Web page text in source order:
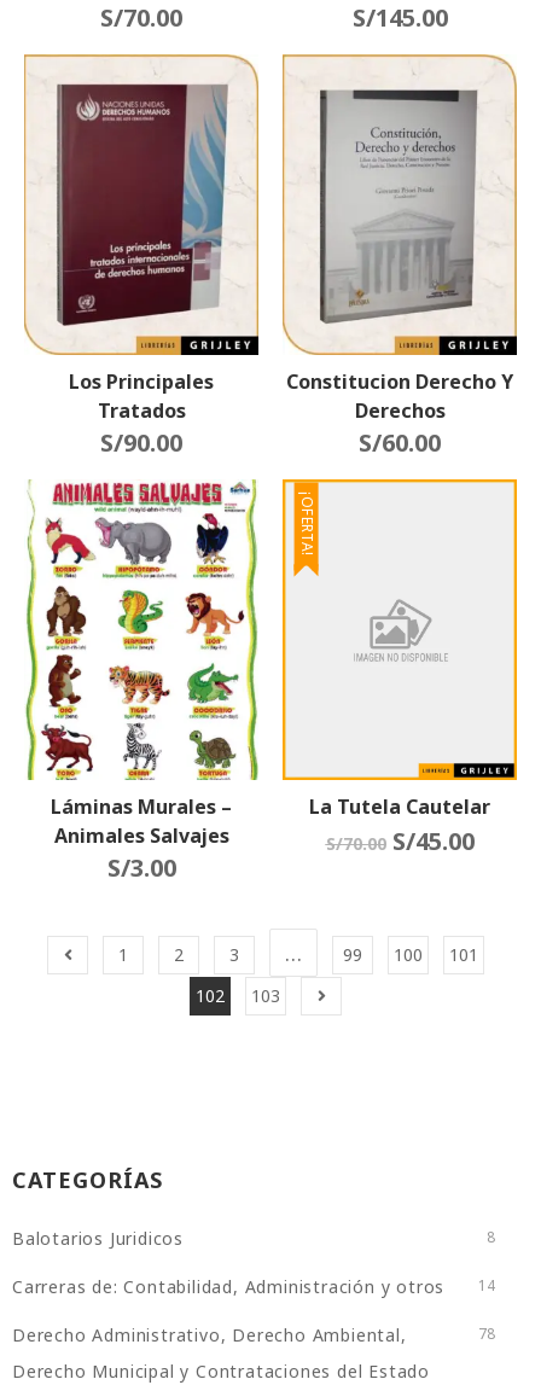
S/70.00 S/145.00
Los Principales
Tratados
Internacionales De
S/90.00
Constitucion Derecho Y
Derechos
S/60.00
Láminas Murales –
Animales Salvajes
S/3.00
¡OFERTA!
La Tutela Cautelar
S/70.00 S/45.00
1 2 3 … 99 100
101
102
103
CATEGORÍAS
Balotarios Juridicos 8
Carreras de: Contabilidad, Administración y otros 14
Derecho Administrativo, Derecho Ambiental,
Derecho Municipal y Contrataciones del Estado
78